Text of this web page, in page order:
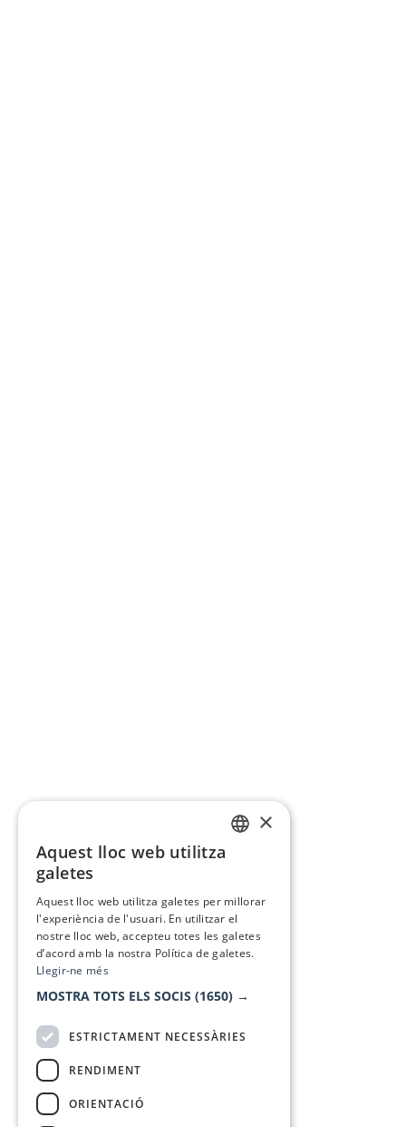
×
Aquest lloc web utilitza
galetes
Aquest lloc web utilitza galetes per millorar
l'experiència de l'usuari. En utilitzar el
nostre lloc web, accepteu totes les galetes
d’acord amb la nostra Política de galetes.
Llegir-ne més
MOSTRA TOTS ELS SOCIS (1650) →
ESTRICTAMENT NECESSÀRIES
RENDIMENT
ORIENTACIÓ